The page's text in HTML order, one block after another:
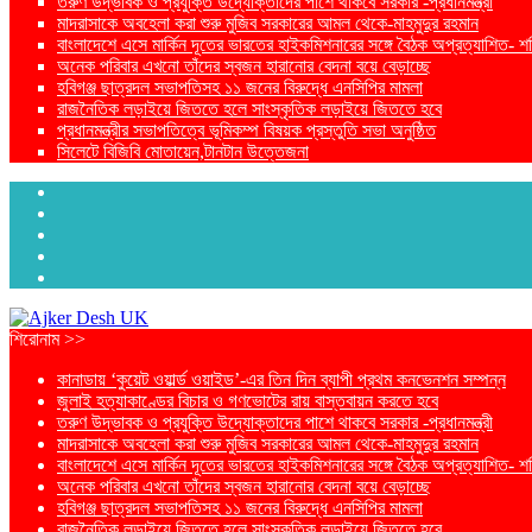
মাদরাসাকে অবহেলা করা শুরু মুজিব সরকারের আমল থেকে-মাহমুদুর রহমান
বাংলাদেশে এসে মার্কিন দূতের ভারতের হাইকমিশনারের সঙ্গে বৈঠক অপ্রত্যাশিত-
অনেক পরিবার এখনো তাঁদের স্বজন হারানোর বেদনা বয়ে বেড়াচ্ছে
হবিগঞ্জ ছাত্রদল সভাপতিসহ ১১ জনের বিরুদ্ধে এনসিপির মামলা
রাজনৈতিক লড়াইয়ে জিততে হলে সাংস্কৃতিক লড়াইয়ে জিততে হবে
প্রধানমন্ত্রীর সভাপতিত্বে ভূমিকম্প বিষয়ক প্রস্তুতি সভা অনুষ্ঠিত
সিলেটে বিজিবি মোতায়েন,টানটান উত্তেজনা
শিরোনাম >>
কানাডায় ‘কুয়েট ওয়ার্ল্ড ওয়াইড’-এর তিন দিন ব্যাপী প্রথম কনভেনশন সম্পন্ন
জুলাই হত্যাকাণ্ডের বিচার ও গণভোটের রায় বাস্তবায়ন করতে হবে
তরুণ উদ্ভাবক ও প্রযুক্তি উদ্যোক্তাদের পাশে থাকবে সরকার -প্রধানমন্ত্রী
মাদরাসাকে অবহেলা করা শুরু মুজিব সরকারের আমল থেকে-মাহমুদুর রহমান
বাংলাদেশে এসে মার্কিন দূতের ভারতের হাইকমিশনারের সঙ্গে বৈঠক অপ্রত্যাশিত-
অনেক পরিবার এখনো তাঁদের স্বজন হারানোর বেদনা বয়ে বেড়াচ্ছে
হবিগঞ্জ ছাত্রদল সভাপতিসহ ১১ জনের বিরুদ্ধে এনসিপির মামলা